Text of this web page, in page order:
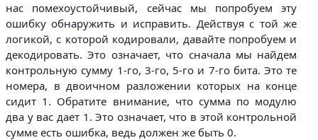
нас помехоустойчивый, сейчас мы попробуем эту
ошибку обнаружить и исправить. Действуя с той же
логикой, с которой кодировали, давайте попробуем и
декодировать. Это означает, что сначала мы найдем
контрольную сумму 1-го, 3-го, 5-го и 7-го бита. Это те
номера, в двоичном разложении которых на конце
сидит 1. Обратите внимание, что сумма по модулю
два у вас дает 1. Это означает, что в этой контрольной
сумме есть ошибка, ведь должен же быть 0.